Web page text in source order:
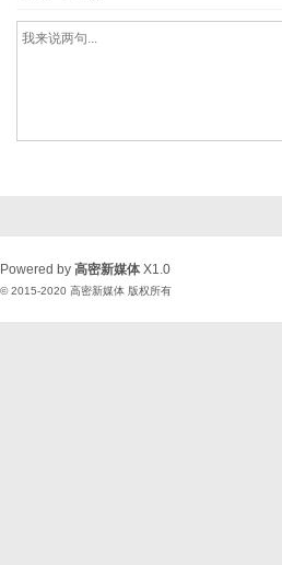
Powered by 高密新媒体 X1.0
© 2015-2020 高密新媒体 版权所有